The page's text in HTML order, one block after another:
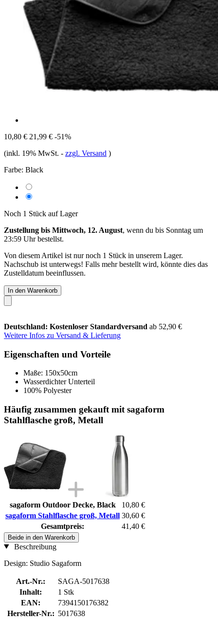
10,80 € 21,99 € -51%
(inkl. 19% MwSt. - zzgl. Versand )
Farbe: Black
Noch 1 Stück auf Lager
Zustellung bis Mittwoch, 12. August, wenn du bis Sonntag um
23:59 Uhrbestellst.
Von diesem Artikel ist nur noch 1 Stück in unserem Lager.
Nachschub ist unterwegs! Falls mehr bestellt wird, könnte dies das
Zustelldatum beeinflussen.
In den Warenkorb
Deutschland: Kostenloser Standardversand ab 52,90 €
Weitere Infos zu Versand & Lieferung
Eigenschaften und Vorteile
Maße: 150x50cm
Wasserdichter Unterteil
100% Polyester
Häufig zusammen gekauft mit sagaform
Stahlflasche groß, Metall
sagaform Outdoor Decke, Black
10,80 €
sagaform Stahlflasche groß, Metall 30,60 €
Gesamtpreis:
41,40 €
Beide in den Warenkorb
Beschreibung
Design: Studio Sagaform
Art.-Nr.:
SAGA-5017638
Inhalt:
1 Stk
EAN:
7394150176382
Hersteller-Nr.: 5017638